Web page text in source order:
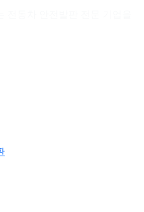
전동차 안전발판 전문 기업을